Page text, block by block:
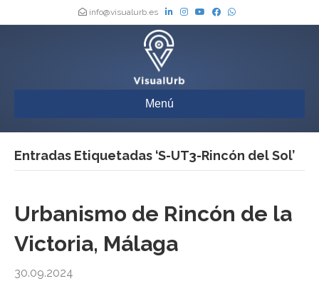
info@visualurb.es
Menú
Entradas Etiquetadas ‘S-UT3-Rincón del Sol’
Urbanismo de Rincón de la
Victoria, Málaga
30.09.2024